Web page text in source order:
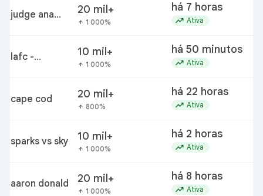
judge ana
20 mil+
arrow_upward 1 000%
há 7 horas
trending_up Ativa
lafc -
10 mil+
arrow_upward 1 000%
há 50 minutos
trending_up Ativa
cape cod 20 mil+
arrow_upward 800%
há 22 horas
trending_up Ativa
sparks vs sky 10 mil+
arrow_upward 1 000%
há 2 horas
trending_up Ativa
aaron donald 20 mil+
arrow_upward 1 000%
há 8 horas
trending_up Ativa